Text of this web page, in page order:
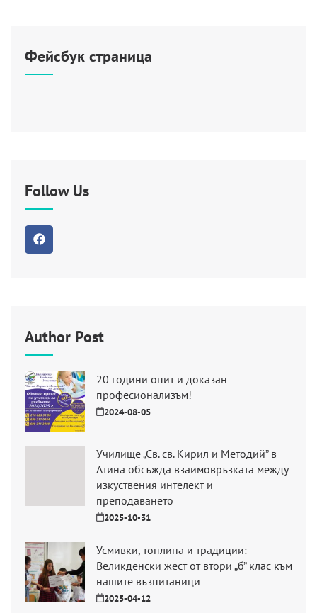
Фейсбук страница
Follow Us
Author Post
20 години опит и доказан
професионализъм!
2024-08-05
Училище „Св. св. Кирил и Методий” в
Атина обсъжда взаимовръзката между
изкуствения интелект и
преподаването
2025-10-31
Усмивки, топлина и традиции:
Великденски жест от втори „б” клас към
нашите възпитаници
2025-04-12